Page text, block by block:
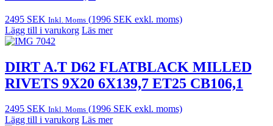
2495 SEK Inkl. Moms (1996 SEK exkl. moms)
Lägg till i varukorg Läs mer
DIRT A.T D62 FLATBLACK MILLED
RIVETS 9X20 6X139,7 ET25 CB106,1
2495 SEK Inkl. Moms (1996 SEK exkl. moms)
Lägg till i varukorg Läs mer